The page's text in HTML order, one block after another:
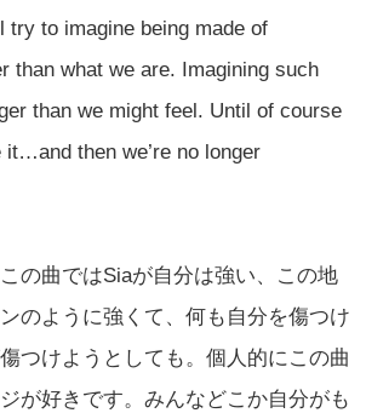
try to imagine being made of
than what we are. Imagining such
than we might feel. Until of course
then we’re no longer
の曲ではSiaが自分は強い、この地
のように強くて、何も自分を傷つけ
つけようとしても。個人的にこの曲
が好きです。みんなどこか自分がも